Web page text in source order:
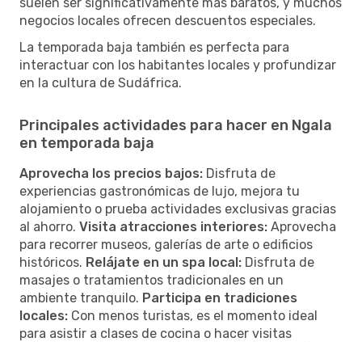
negocios locales ofrecen descuentos especiales.
La temporada baja también es perfecta para
interactuar con los habitantes locales y profundizar
en la cultura de Sudáfrica.
Principales actividades para hacer en Ngala
en temporada baja
Aprovecha los precios bajos: Disfruta de
experiencias gastronómicas de lujo, mejora tu
alojamiento o prueba actividades exclusivas gracias
al ahorro. Visita atracciones interiores: Aprovecha
para recorrer museos, galerías de arte o edificios
históricos. Relájate en un spa local: Disfruta de
masajes o tratamientos tradicionales en un
ambiente tranquilo. Participa en tradiciones
locales: Con menos turistas, es el momento ideal
para asistir a clases de cocina o hacer visitas